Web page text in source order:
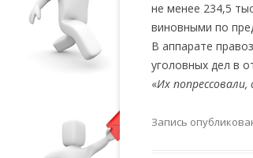
не менее 234,5
виновными по
В аппарате
уголовных дел в
«Их
Запись